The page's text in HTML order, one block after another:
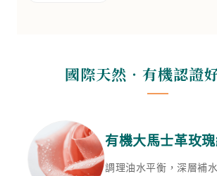
國際天然‧有機認證
有機大馬士革玫
調理油水平衡，深層補水